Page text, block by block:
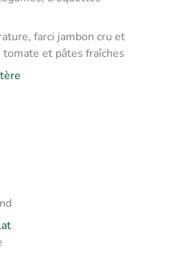
farci jambon cru et
tomate et pâtes fraîches